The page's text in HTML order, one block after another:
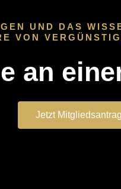
UND DAS
VON
an
Jetzt